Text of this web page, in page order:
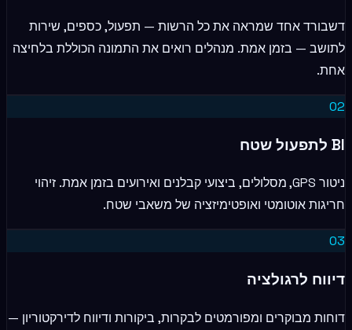
דשבורד אחד שמראה את כל הרשות — תפעול, כספים, שירות
לתושב — בזמן אמת. מנהלים רואים את התמונה הכוללת בלחיצה
אחת.
02
BI לתפעול שטח
ניטור GPS, מסלולים, ביצועי קבלנים ואירועים בזמן אמת. זיהוי
חריגות אוטומטי ואופטימיזציה של משאבי שטח.
03
דיווח לרגולציה
דוחות מבוקרים ומפורמטים לבקרות, ביקורות ודיווח לדירקטוריון —